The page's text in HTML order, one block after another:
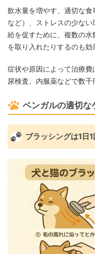
飲水量を増やす、適切な
など）、ストレスの少な
給を促すために、複数の
を取り入れたりするのも効
症状や原因によって治療費
尿検査、内服薬などで数千
ベンガルの適切な
ブラッシングは1日